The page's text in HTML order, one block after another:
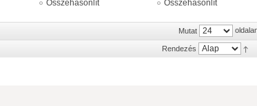
Összehasonlít
Összehasonlít
Mutat
Rendezés